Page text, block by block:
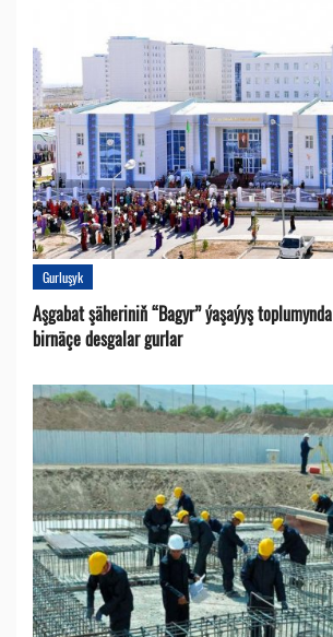
Gurluşyk
Aşgabat şäheriniň “Bagyr” ýaşaýyş
birnäçe desgalar gurlar